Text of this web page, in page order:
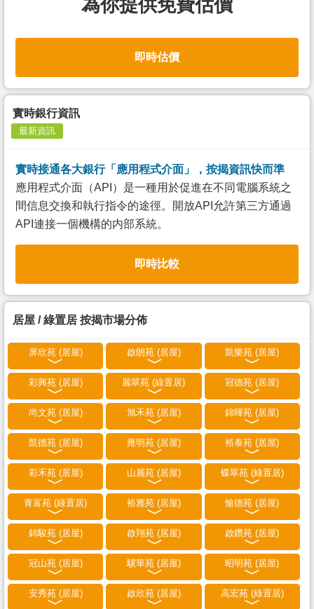
為你提供免費估價
即時估價
實時銀行資訊
最新資訊
實時接通各大銀行「應用程式介面」，按揭資訊快而準
應用程式介面（API）是一種用於促進在不同電腦系統之
間信息交換和執行指令的途徑。開放API允許第三方通過
API連接一個機構的内部系統。
即時比較
居屋 / 綠置居 按揭市場分佈
屏欣苑 (居屋) 啟朗苑 (居屋) 凱樂苑 (居屋)
彩興苑 (居屋) 麗翠苑 (綠置居) 冠德苑 (居屋)
尚文苑 (居屋) 旭禾苑 (居屋) 錦暉苑 (居屋)
凱德苑 (居屋) 雍明苑 (居屋) 裕泰苑 (居屋)
彩禾苑 (居屋) 山麗苑 (居屋) 蝶翠苑 (綠置居)
青富苑 (綠置居) 裕雅苑 (居屋) 愉德苑 (居屋)
錦駿苑 (居屋) 啟翔苑 (居屋) 啟鑽苑 (居屋)
冠山苑 (居屋) 驥華苑 (居屋) 昭明苑 (居屋)
安秀苑 (居屋) 啟欣苑 (居屋) 高宏苑 (綠置居)